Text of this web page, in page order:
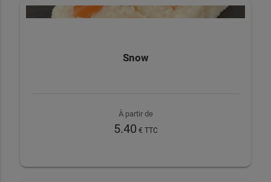
Snow
À partir de
5.40 € TTC